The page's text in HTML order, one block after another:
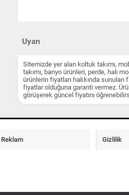
Uyarı
Sitemizde yer alan koltuk takımı,
takımı, banyo ürünleri, perde, halı
ürünlerin fiyatları hakkında sunulan
fiyatlar olduğuna garanti vermez.
görüşerek güncel fiyatını
Reklam Gizlilik